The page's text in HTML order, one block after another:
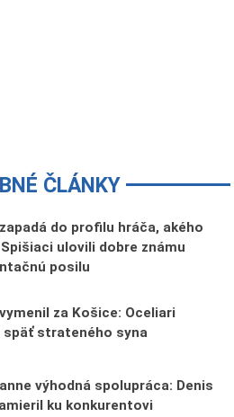
ČLÁNKY
do profilu hráča, akého
ulovili dobre známu
posilu
za Košice: Oceliari
späť strateného syna
výhodná spolupráca: Denis
ku konkurentovi